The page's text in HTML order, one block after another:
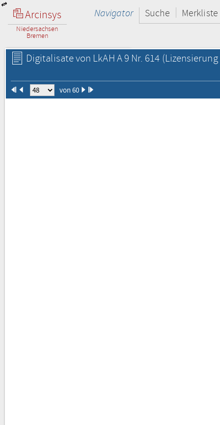
Arcinsys
Niedersachsen
Bremen
Navigator Suche Merkliste
Digitalisate von LkAH A 9 Nr. 614
von 60